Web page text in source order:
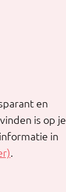
en
is op je
in